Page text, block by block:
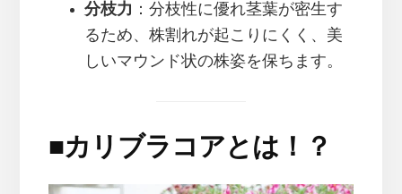
分枝力 ：分枝性に優れ茎葉が密生す
るため、株割れが起こりにくく、美
しいマウンド状の株姿を保ちます。
■カリブラコアとは！？